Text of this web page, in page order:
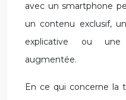
avec un smartphone
un contenu exclusif,
explicative ou
augmentée.
En ce qui concerne la